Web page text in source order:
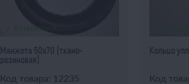
Манжета 50х70 (ткано-
резиновая)
Код товара: 12235
Кольцо
Код